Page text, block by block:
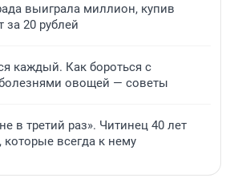
выиграла миллион, купив
за 20 рублей
каждый. Как бороться с
овощей — советы
в третий раз». Читинец 40 лет
которые всегда к нему